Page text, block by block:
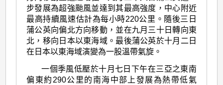
步發展為超強颱風並達到其最高強度，中心附近
最高持續風速估計為每小時220公里。隨後三日
蒲公英向偏北方向移動，並在九月三十日轉向東
北，移向日本以東海域。最後蒲公英於十月二日
在日本以東海域演變為一股溫帶氣旋。
一個季風低壓於十月七日下午在三亞之東南
偏東約290公里的南海中部上發展為熱帶低氣